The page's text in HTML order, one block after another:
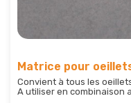
Matrice pour
Convient à tous les
A utiliser en combinaison